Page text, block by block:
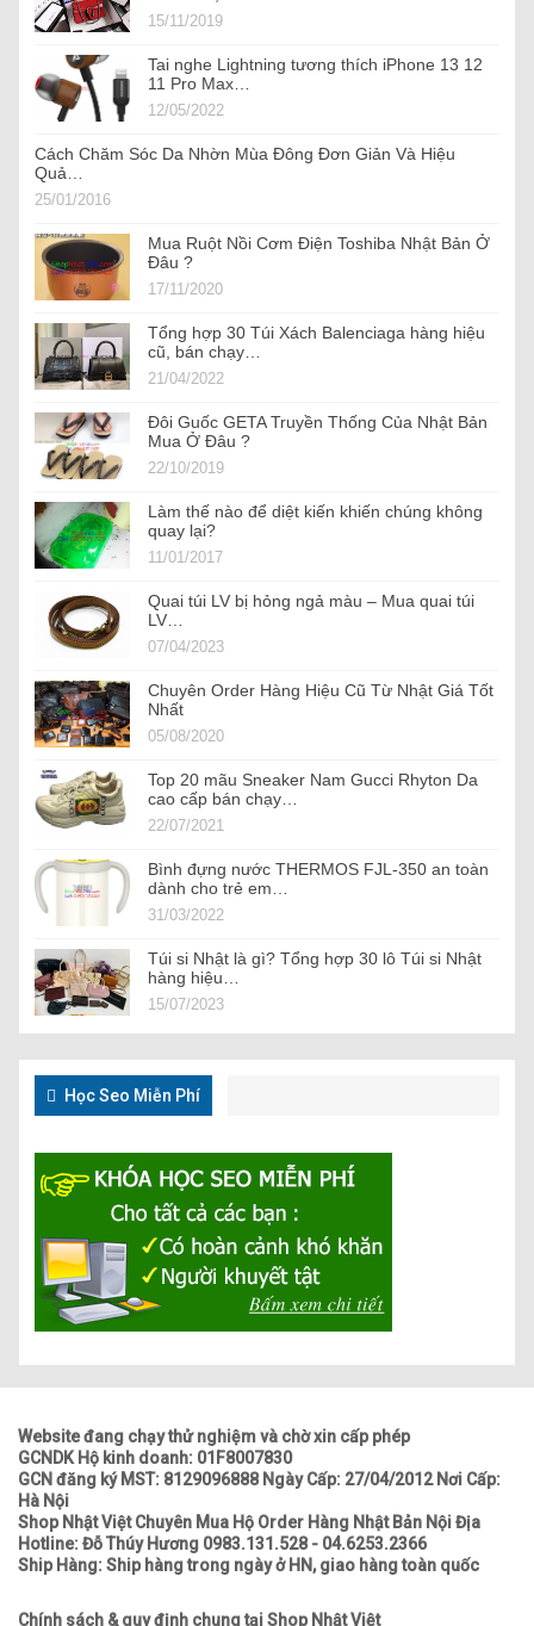
15/11/2019
Tai nghe Lightning tương thích iPhone 13 12
11 Pro Max…
12/05/2022
Cách Chăm Sóc Da Nhờn Mùa Đông Đơn Giản Và Hiệu
Quả…
25/01/2016
Mua Ruột Nồi Cơm Điện Toshiba Nhật Bản Ở
Đâu ?
17/11/2020
Tổng hợp 30 Túi Xách Balenciaga hàng hiệu
cũ, bán chạy…
21/04/2022
Đôi Guốc GETA Truyền Thống Của Nhật Bản
Mua Ở Đâu ?
22/10/2019
Làm thế nào để diệt kiến khiến chúng không
quay lại?
11/01/2017
Quai túi LV bị hỏng ngả màu – Mua quai túi
LV…
07/04/2023
Chuyên Order Hàng Hiệu Cũ Từ Nhật Giá Tốt
Nhất
05/08/2020
Top 20 mãu Sneaker Nam Gucci Rhyton Da
cao cấp bán chạy…
22/07/2021
Bình đựng nước THERMOS FJL-350 an toàn
dành cho trẻ em…
31/03/2022
Túi si Nhật là gì? Tổng hợp 30 lô Túi si Nhật
hàng hiệu…
15/07/2023
Học Seo Miễn Phí
Website đang chạy thử nghiệm và chờ xin cấp phép
GCNDK Hộ kinh doanh: 01F8007830
GCN đăng ký MST: 8129096888 Ngày Cấp: 27/04/2012 Nơi Cấp:
Hà Nội
Shop Nhật Việt Chuyên Mua Hộ Order Hàng Nhật Bản Nội Địa
Hotline: Đỗ Thúy Hương 0983.131.528 - 04.6253.2366
Ship Hàng: Ship hàng trong ngày ở HN, giao hàng toàn quốc
Chính sách & quy định chung tại Shop Nhật Việt